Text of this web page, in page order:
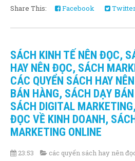
Share This: Facebook
SÁCH KINH TẾ NÊN ĐỌC,
HAY NÊN ĐỌC, SÁCH
CÁC QUYỂN SÁCH HAY
BÁN HÀNG, SÁCH DẠY
SÁCH DIGITAL
ĐỌC VỀ KINH DOANH,
MARKETING ONLINE
23:53 các quyển sách hay nên